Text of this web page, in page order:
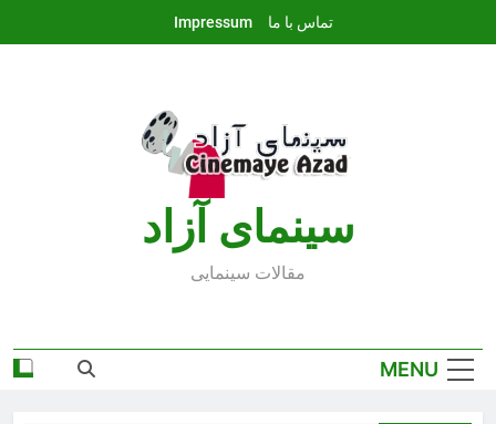
تماس با ما Impressum
سينماى آزاد
مقالات سينمايى
MENU